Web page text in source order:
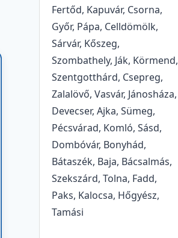
Fertőd, Kapuvár, Csorna,
Győr, Pápa, Celldömölk,
Sárvár, Kőszeg,
Szombathely, Ják, Körmend,
Szentgotthárd, Csepreg,
Zalalövő, Vasvár, Jánosháza,
Devecser, Ajka, Sümeg,
Pécsvárad, Komló, Sásd,
Dombóvár, Bonyhád,
Bátaszék, Baja, Bácsalmás,
Szekszárd, Tolna, Fadd,
Paks, Kalocsa, Hőgyész,
Tamási